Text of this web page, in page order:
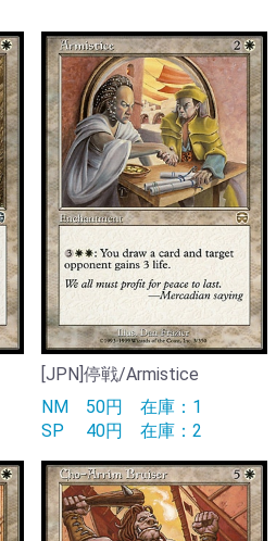
[JPN]停戦/Armistice
NM 50円 在庫：1
SP
40円 在庫：2